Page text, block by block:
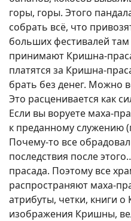
горы, горы. Этого
собрать всё, что
больших фестивалей
принимают Кришна-
платятся за Кришна-
брать без денег. Можно
Это расценивается как
Если вы воруете маха-
к преданному служению
Почему-то все
последствия после
прасада. Поэтому все
распространяют маха-
атрибуты, четки, книги
изображения Кришны,